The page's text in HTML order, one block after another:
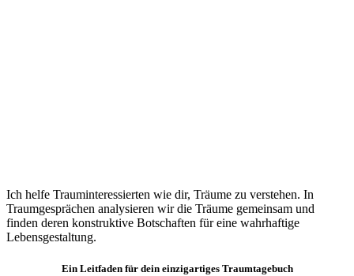
Ich helfe Trauminteressierten wie dir, Träume zu verstehen. In
Traumgesprächen analysieren wir die Träume gemeinsam und
finden deren konstruktive Botschaften für eine wahrhaftige
Lebensgestaltung.
Ein Leitfaden für dein einzigartiges Traumtagebuch